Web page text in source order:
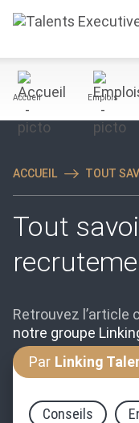
Accueil Emplois
ACCUEIL TOUT
Tout
Retrouvez l’article
notre groupe
Par Linking
Conseils